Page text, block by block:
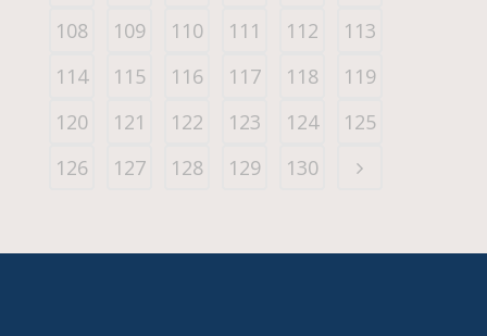
108
109 110 111 112
113
114
115 116 117 118
119
120
121 122 123 124
125
126
127 128 129 130